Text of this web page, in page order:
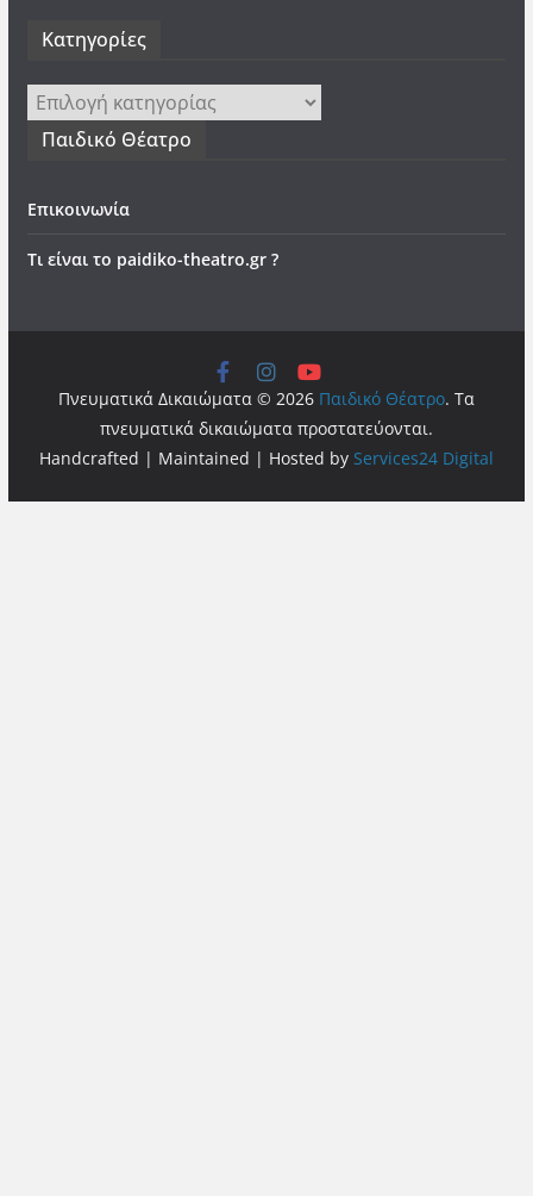
Kατηγορίες
Kατηγορίες
Παιδικό Θέατρο
Επικοινωνία
Τι είναι το paidiko-theatro.gr ?
Πνευματικά Δικαιώματα © 2026 Παιδικό Θέατρο. Τα
πνευματικά δικαιώματα προστατεύονται.
Handcrafted | Maintained | Hosted by Services24 Digital